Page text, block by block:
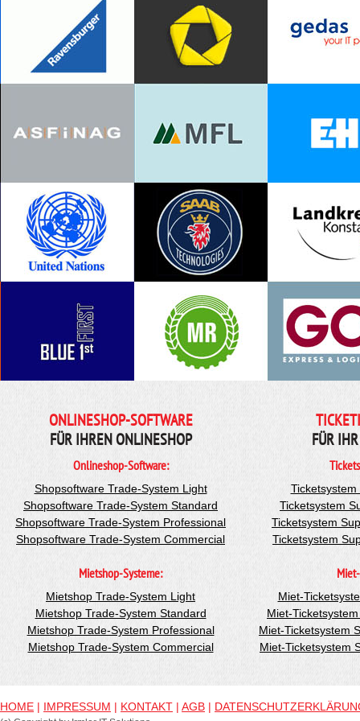
ONLINESHOP-SOFTWARE
FÜR IHREN ONLINESHOP
Onlineshop-Software:
Shopsoftware Trade-System Light
Shopsoftware Trade-System Standard
Shopsoftware Trade-System Professional
Shopsoftware Trade-System Commercial
Mietshop-Systeme:
Mietshop Trade-System Light
Mietshop Trade-System Standard
Mietshop Trade-System Professional
Mietshop Trade-System Commercial
FÜR
Ticketsystem
Ticketsystem
Ticketsystem
Miet-
Miet-
Miet-Ticketsystem
Miet-Ticketsystem
HOME | IMPRESSUM | KONTAKT | AGB |